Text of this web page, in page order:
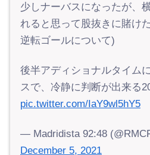
少しナーバスになったが、
れると思って股抜きに賭け
逆転ゴールについて)
後半アディショナルタイム
スで、冷静に判断が出来る20
pic.twitter.com/IaY9wl5hY5
— Madridista 92:48
December 5, 2021